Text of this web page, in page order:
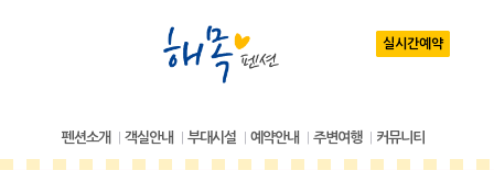
실시간예약
펜션소개 객실안내 부대시설 예약안내 주변여행 커뮤니티